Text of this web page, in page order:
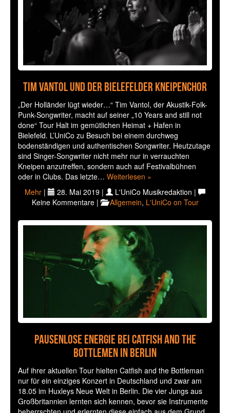
Tim Vantol und der Bielefelder Kneipenchor
„Der Holländer lügt wieder…“ Tim Vantol, der Akustik-Folk-
Punk-Songwriter, macht auf seiner „10 Years and still not
done“ Tour Halt im gemütlichen Heimat + Hafen in
Bielefeld. L’UniCo zu Besuch bei einem durchweg
bodenständigen und authentischen Songwriter. Heutzutage
sind Singer-Songwriter nicht mehr nur in verrauchten
Kneipen anzutreffen, sondern auch auf Festivalbühnen
oder in Clubs. Das letzte… Weiterlesen »
Mehr | 28. Mai 2019 |
L'UniCo Musikredaktion |
Keine Kommentare |
Allgemein, L'UniCo on Tour
Pausenlose Energie bei Catfish and the
Bottlemen in Berlin
Auf ihrer aktuellen Tour hielten Catfish and the Bottleman
nur für ein einziges Konzert in Deutschland und zwar am
18.05 im Huxleys Neue Welt in Berlin. Die vier Jungs aus
Großbritannien lernten sich kennen, bevor sie Instrumente